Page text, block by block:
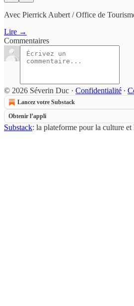
Avec Pierrick Aubert / Office de
Lire →
Commentaires
© 2026 Séverin Duc · Confidentialité ∙
Lancez votre Substack
Obtenir l’appli
Substack: la plateforme pour la culture et